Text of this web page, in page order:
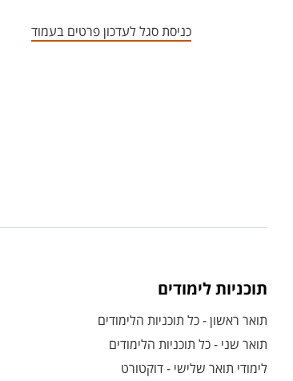
כניסת סגל לעדכון פרטים בעמוד
תוכניות לימודים
תואר ראשון - כל תוכניות הלימודים
תואר שני - כל תוכניות הלימודים
לימודי תואר שלישי - דוקטורט